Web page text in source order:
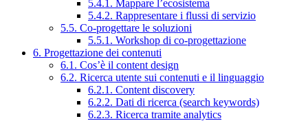
5.4.1. Mappare l’ecosistema
5.4.2. Rappresentare i flussi di servizio
5.5. Co-progettare le soluzioni
5.5.1. Workshop di co-progettazione
6. Progettazione dei contenuti
6.1. Cos’è il content design
6.2. Ricerca utente sui contenuti e il linguaggio
6.2.1. Content discovery
6.2.2. Dati di ricerca (search keywords)
6.2.3. Ricerca tramite analytics